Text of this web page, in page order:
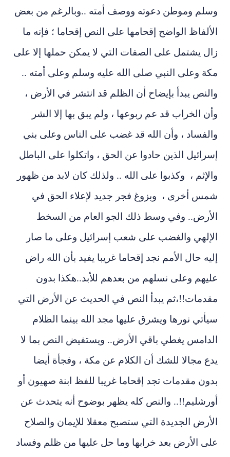
وموطن دعوته ووصف أمته ..وبالرغم من بعض
الواضح إقحامها على النص إقحاما ؛ فإنه ما
يشتمل على الصفات التي لا يمكن حملها إلا على
وعلى النبي صلى الله عليه وسلم وعلى أمته ..
يبدأ بإيضاح أن الظلم قد انتشر في الأرض ،
الخراب قد عم ربوعها ، ولم يبق بها إلا الشر
، وأن الله قد غضب على الناس وعلى بني
الذين حادوا عن الحق ، واتكلوا على الباطل
، وكذبوا على الله .. ولذلك كان لابد من ظهور
أخرى ، وبزوغ فجر جديد لإعلاء الحق في
وفي وسط ذلك الجو العام من السخط
والغضب على شعب إسرائيل وعلى ما صار
حال الأمم نجد إقحاما غريبا يفيد بأن الله راض
وعلى نسلهم من بعدهم للأبد..هكذا بدون
يبدأ النص في الحديث عن الأرض التي
نورها ويشرق عليها مجد الله بينما الظلام
يغطي باقي الأرض.. ويستفيض النص بما لا
مجالا للشك أن الكلام عن مكة ، وفجأة أيضا
مقدمات تجد إقحاما غريبا للفظ ابنة صهيون أو
والنص كله يظهر بوضوح أنه يتحدث عن
الجديدة التي ستصبح معقلا للإيمان والصلاح
الأرض بعد خرابها وما حل عليها من ظلم وفساد